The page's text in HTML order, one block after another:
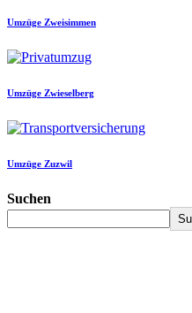
Umzüge Zweisimmen
Umzüge Zwieselberg
Umzüge Zuzwil
Suchen